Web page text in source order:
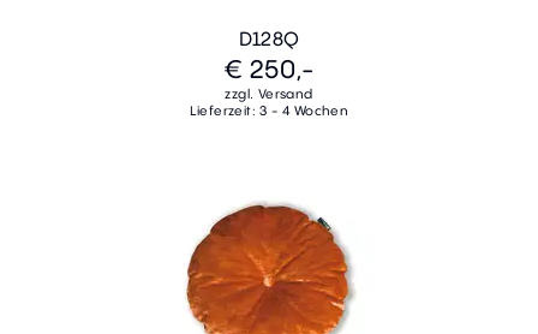
D128Q
€ 250,-
zzgl. Versand
Lieferzeit: 3 - 4 Wochen